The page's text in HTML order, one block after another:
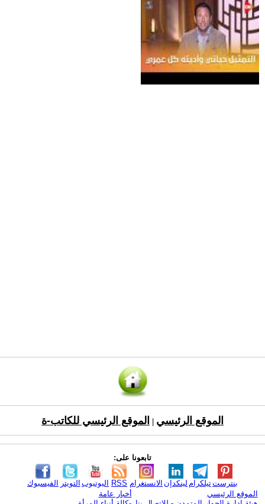
الموقع الرئيسي الموقع الرئيسي للكاتب-ة
تابعونا على:
الفيسبوك التويتر اليوتيوب RSS الانستغرام لينكدإن تيلكرامبنترست
الموقع الرئيسي
أخبار عامة